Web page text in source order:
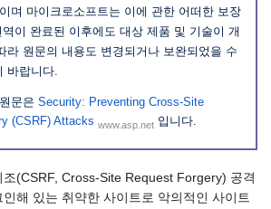
며 마이크로소프트는 이에 관한 어떠한 보장
이 완료된 이후에도 대상 제품 및 기술이 개
라 원문의 내용도 변경되거나 보완되었을 수
바랍니다.
문은 Security: Preventing Cross-Site
(CSRF) Attacks www.asp.net 입니다.
조(CSRF, Cross-Site Request Forgery) 공격
해 있는 취약한 사이트로 악의적인 사이트